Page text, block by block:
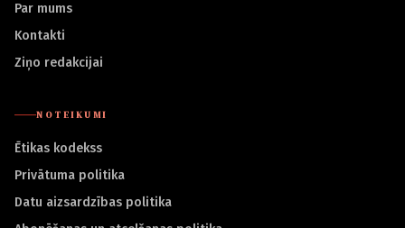
Par mums
Kontakti
Ziņo redakcijai
NOTEIKUMI
Ētikas kodekss
Privātuma politika
Datu aizsardzības politika